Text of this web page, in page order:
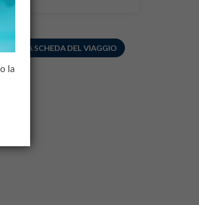
LA SCHEDA DEL VIAGGIO
la